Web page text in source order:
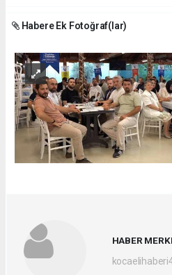
Habere Ek Fotoğraf(lar)
HABER